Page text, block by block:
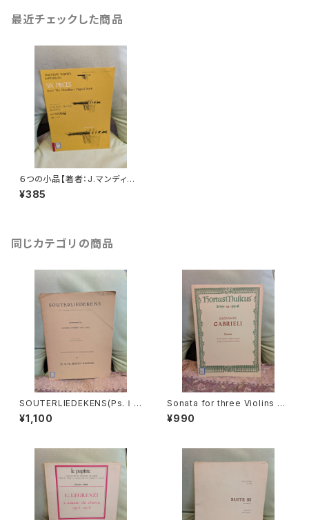
最近チェックした商品
６つの小品【著者：J.マンディー、
W.バード、M.ピアスン】出版社：
全音楽譜出版社 1961年
¥385
同じカテゴリの商品
SOUTERLIEDEKENS(Ps.Ⅰ,
Ⅻ,XXXⅠ,XXXⅧ,XL,XLⅡ,L
Ⅲ,LXV)【著者：JACOBUS CL
¥1,100
Sonata for three Violins an
d Basso continuo【著者：GA
BRIELI】出版社：BÄRENREITE
¥990